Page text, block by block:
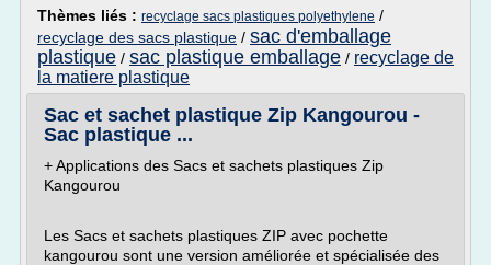
Thèmes liés : recyclage sacs plastiques polyethylene /
recyclage des sacs plastique / sac d'emballage
plastique / sac plastique emballage / recyclage de
la matiere plastique
Sac et sachet plastique Zip Kangourou -
Sac plastique ...
+ Applications des Sacs et sachets plastiques Zip
Kangourou
Les Sacs et sachets plastiques ZIP avec pochette
kangourou sont une version améliorée et spécialisée des